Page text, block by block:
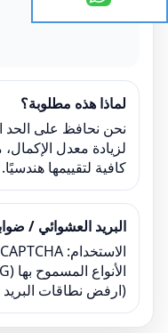
لماذا هذه مطلوبة؟
نحن نحافظ على الحد
لزيادة معدل
كافية لتقييمها هندسيًا.
البريد العشوائي /
(ارفض نطاقات البريد